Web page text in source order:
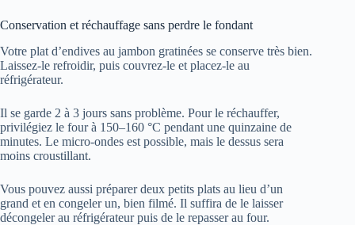
Conservation et réchauffage sans perdre le fondant
Votre plat d’endives au jambon gratinées se conserve très bien.
Laissez-le refroidir, puis couvrez-le et placez-le au
réfrigérateur.
Il se garde 2 à 3 jours sans problème. Pour le réchauffer,
privilégiez le four à 150–160 °C pendant une quinzaine de
minutes. Le micro-ondes est possible, mais le dessus sera
moins croustillant.
Vous pouvez aussi préparer deux petits plats au lieu d’un
grand et en congeler un, bien filmé. Il suffira de le laisser
décongeler au réfrigérateur puis de le repasser au four.